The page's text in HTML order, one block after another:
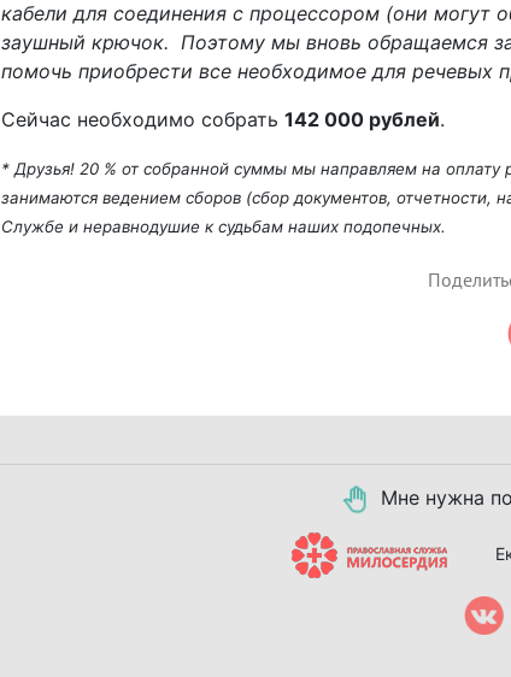
кабели для соединения с процессором (они могут
заушный крючок. Поэтому мы вновь обращаемся
помочь приобрести все необходимое для речевых
Сейчас необходимо собрать 142 000 рублей.
* Друзья! 20 % от собранной суммы мы направляем на
занимаются ведением сборов (сбор документов, отчетности,
Службе и неравнодушие к судьбам наших подопечных.
Мне нужна